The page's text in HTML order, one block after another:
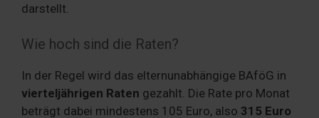
darstellt.
Wie hoch sind die Raten?
In der Regel wird das elternunabhängige BAföG in
vierteljährigen Raten gezahlt. Die Rate pro Monat
beträgt dabei mindestens 105 Euro, also 315 Euro